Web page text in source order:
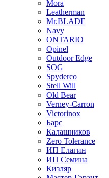
Mora
Leatherman
Mr.BLADE
Navy
ONTARIO
Opinel
Outdoor Edge
SOG
Spyderco
Stell Will
Old Bear
Verney-Carron
Victorinox
Барс
Калашников
Zero Tolerance
ИП Елагин
ИП Семина
Кизляр